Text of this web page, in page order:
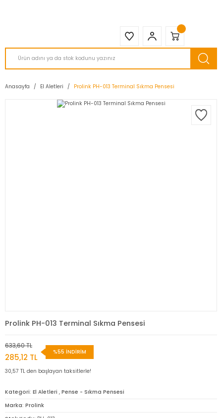
Anasayfa El Aletleri Prolink PH-013 Terminal Sıkma Pensesi
Prolink PH-013 Terminal Sıkma Pensesi
633,60 TL
285,12 TL
%55 İNDİRİM
30,57 TL den başlayan taksitlerle!
Kategori El Aletleri , Pense - Sıkma Pensesi
Marka Prolink